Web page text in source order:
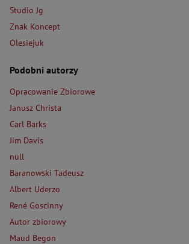
Studio Jg
Znak Koncept
Olesiejuk
Podobni autorzy
Opracowanie Zbiorowe
Janusz Christa
Carl Barks
Jim Davis
null
Baranowski Tadeusz
Albert Uderzo
René Goscinny
Autor zbiorowy
Maud Begon